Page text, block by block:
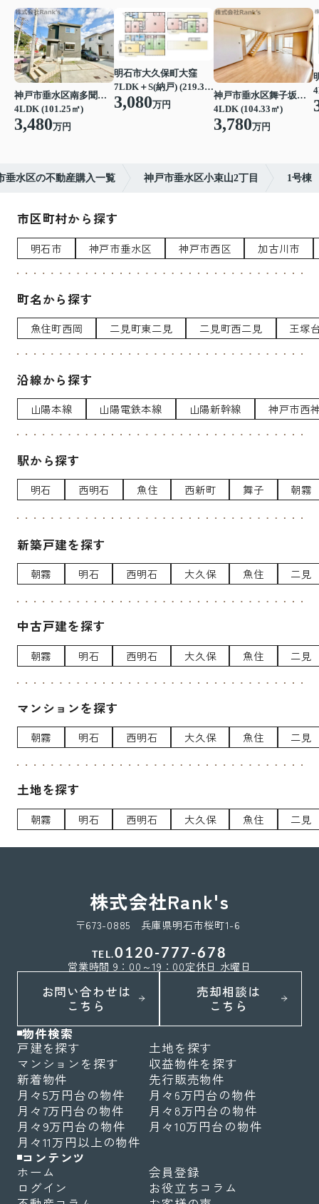
神戸市垂水区南多聞台４丁目
4LDK (101.25㎡)
3,480万円
明石市大久保町大窪
7LDK＋S(納戸) (219.39㎡)
3,080万円
神戸市垂水区舞子坂３丁目
4LDK (104.33㎡)
3,780万円
垂水区の不動産購入一覧 神戸市垂水区小束山2丁目 1号棟
市区町村から探す
明石市 神戸市垂水区 神戸市西区 加古川市
町名から探す
魚住町西岡 二見町東二見 二見町西二見 王塚
沿線から探す
山陽本線 山陽電鉄本線 山陽新幹線 神戸市西
駅から探す
明石 西明石 魚住 西新町 舞子 朝霧
新築戸建を探す
朝霧 明石 西明石 大久保 魚住 二見
中古戸建を探す
朝霧 明石 西明石 大久保 魚住 二見
マンションを探す
朝霧 明石 西明石 大久保 魚住 二見
土地を探す
朝霧 明石 西明石 大久保 魚住 二見
株式会社Rank's
〒673-0885 兵庫県明石市桜町1-6
TEL.0120-777-678
営業時間 9：00～19：00定休日 水曜日
お問い合わせは
こちら
売却相談は
こちら
物件検索
戸建を探す
土地を探す
マンションを探す
収益物件を探す
新着物件
先行販売物件
月々5万円台の物件
月々6万円台の物件
月々7万円台の物件
月々8万円台の物件
月々9万円台の物件
月々10万円台の物件
月々11万円以上の物件
コンテンツ
ホーム
会員登録
ログイン
お役立ちコラム